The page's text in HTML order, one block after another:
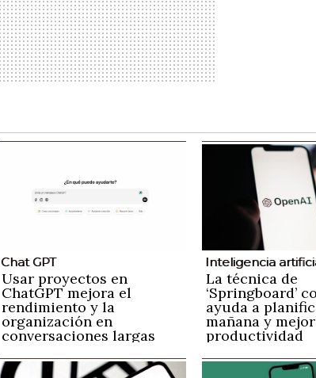
Chat GPT
Usar proyectos en
ChatGPT mejora el
rendimiento y la
organización en
conversaciones largas
Inteligencia
La técnica de
‘Springboard’
ayuda a
mañana y
productividad